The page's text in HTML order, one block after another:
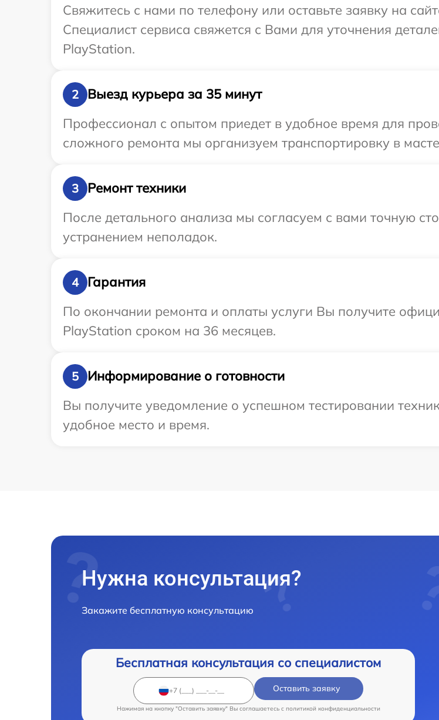
Свяжитесь с нами по телефону или оставьте заявку на
Специалист сервиса свяжется с Вами для уточнения
PlayStation.
2
Выезд курьера за 35 минут
Профессионал с опытом приедет в удобное время для
сложного ремонта мы организуем транспортировку в
3
Ремонт техники
После детального анализа мы согласуем с вами точную
устранением неполадок.
4
Гарантия
По окончании ремонта и оплаты услуги Вы получите
PlayStation сроком на 36 месяцев.
5
Информирование о готовности
Вы получите уведомление о успешном тестировании
удобное место и время.
Нужна консультация?
Закажите бесплатную консультацию
Бесплатная консультация со специалистом
Оставить заявку
Нажимая на кнопку "Оставить заявку" Вы соглашаетесь c политикой конфиденциальности